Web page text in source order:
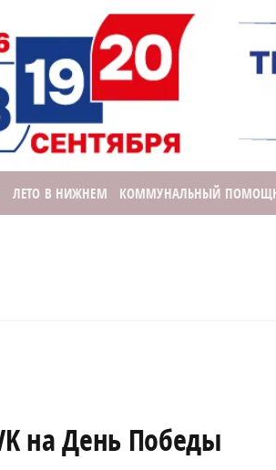
ЛЕТО В НИЖНЕМ КОММУНАЛЬНЫЙ
на День Победы